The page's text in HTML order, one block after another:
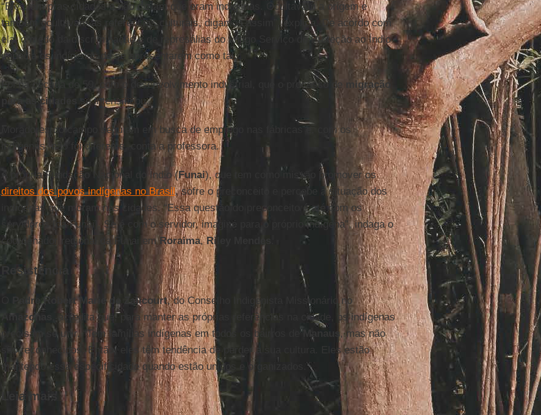
“Eles iam pras cidades e não diziam que eram indígenas. Ocultavam a origem e
também ocultavam as referências culturais, digamos assim”, explica. De acordo com
ela, o medo da discriminação e de represálias do antigo Serviço de Proteção ao Índio
impedia os indígenas de se apresentarem como tal.
Foi na década de 50, com o desenvolvimento industrial, que o processo de
migração
para as cidades
se intensificou.
Moradores do campo seguiam em busca de emprego nas fábricas e, com os
indígenas, não foi diferente, conta a professora.
A própria Fundação Nacional do Índio (Funai), que tem como missão promover os
direitos dos povos indígenas no Brasil, sofre o preconceito e percebe a situação dos
indígenas que moram nas cidades. “Essa questão do preconceito é até com os
servidores [da Funai]. Se é com o servidor, imagine para o próprio indígena”, indaga o
coordenador regional da Funai emRoraima,Riley Mendes
Resistência
Padre Robert Marie de Zalicourt, do Conselho Indigenista Missionário no
Amazonas
, acredita que, para manter as próprias referências na cidade, os indígenas
precisam se unir. “Tem famílias indígenas em todos os bairros de Manaus, mas não
são reconhecidos. Então, eles têm tendência de perder a sua cultura. Eles estão
mantendo essa especificidade quando estão unidos e organizados.”
Leia mais